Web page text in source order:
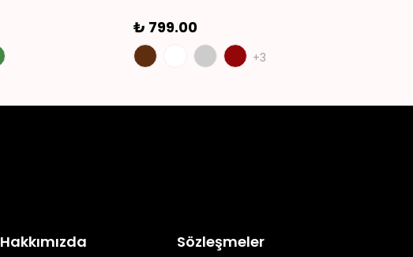
₺ 799.00
+3
Hakkımızda Sözleşmeler